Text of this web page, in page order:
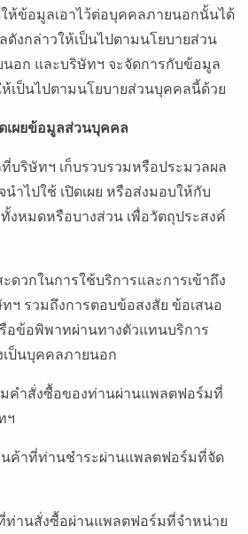
ห้ข้อมูลเอาไว้ต่อบุคคลภายนอกนั้นได้
ดังกล่าวให้เป็นไปตามนโยบายส่วน
อก และบริษัทฯ จะจัดการกับข้อมูล
เป็นไปตามนโยบายส่วนบุคคลนี้ด้วย
เผยข้อมูลส่วนบุคคล
บริษัทฯ เก็บรวบรวมหรือประมวลผล
ำไปใช้ เปิดเผย หรือส่งมอบให้กับ
หมดหรือบางส่วน เพื่อวัตถุประสงค์
ดวกในการใช้บริการและการเข้าถึง
ฯ รวมถึงการตอบข้อสงสัย ข้อเสนอ
อข้อพิพาทผ่านทางตัวแทนบริการ
ป็นบุคคลภายนอก
มคำสั่งซื้อของท่านผ่านแพลตฟอร์มที่
ฯ
นค้าที่ท่านชำระผ่านแพลตฟอร์มที่จัด
ท่านสั่งซื้อผ่านแพลตฟอร์มที่จำหน่าย